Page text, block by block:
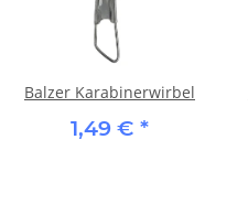
Balzer Karabinerwirbel
1,49 € *